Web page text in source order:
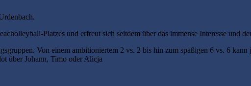
Platzes und erfreut sich seitdem über das immense Interesse und
Von einem ambitioniertem 2 vs. 2 bis hin zum spaßigen 6 vs. 6
über Johann, Timo oder Alicja